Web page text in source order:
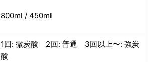
800ml / 450ml
1回: 微炭酸 2回: 普通 3回以上〜: 強炭
酸